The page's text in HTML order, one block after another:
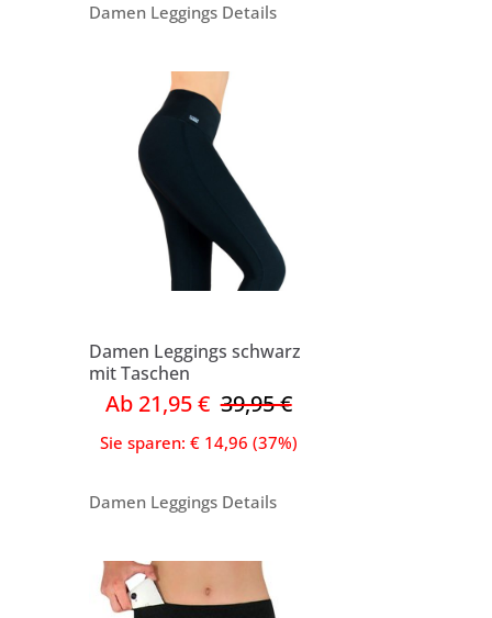
Damen Leggings Details
Damen Leggings schwarz
mit Taschen
Ab 21,95 €39,95 €
Sie sparen: € 14,96 (37%)
Damen Leggings Details